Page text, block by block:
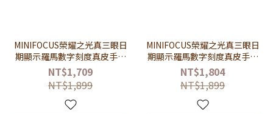
MINIFOCUS榮耀之光真三眼日
期顯示羅馬數字刻度真皮手錶
【WMF0415】-白面黑帶
NT$1,709
NT$1,899
MINIFOCUS榮耀之光真三眼日
期顯示羅馬數字刻度真皮手錶
【WMF0415】-藍面藍帶
NT$1,804
NT$1,899